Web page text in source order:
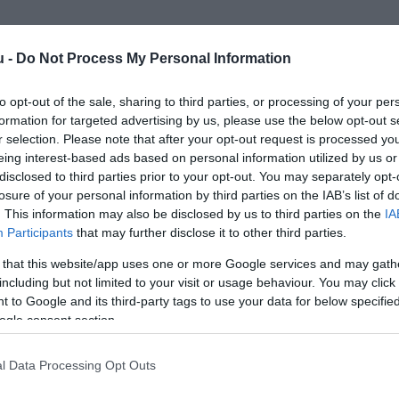
- Do Not Process My Personal Information
opt-out of the sale, sharing to third parties, or processing of your
for targeted advertising by us, please use the below opt-out
selection. Please note that after your opt-out request is processed
interest-based ads based on personal information utilized by us
to third parties prior to your opt-out. You may separately
of your personal information by third parties on the IAB’s list of
This information may also be disclosed by us to third parties on the
Participants that may further disclose it to other third parties.
that this website/app uses one or more Google services and may
but not limited to your visit or usage behaviour. You may
to Google and its third-party tags to use your data for below
consent section.
Data Processing Opt Outs
többet